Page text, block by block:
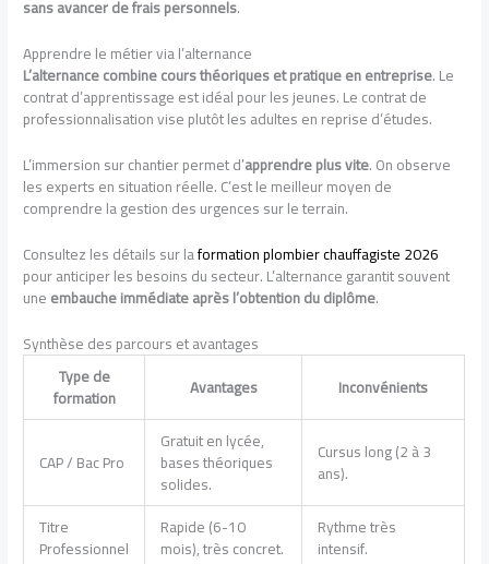
sans avancer de frais personnels.
Apprendre le métier via l’alternance
L’alternance combine cours théoriques et pratique en entreprise. Le
contrat d’apprentissage est idéal pour les jeunes. Le contrat de
professionnalisation vise plutôt les adultes en reprise d’études.
L’immersion sur chantier permet d’apprendre plus vite. On observe
les experts en situation réelle. C’est le meilleur moyen de
comprendre la gestion des urgences sur le terrain.
Consultez les détails sur laformation plombier chauffagiste 2026
pour anticiper les besoins du secteur. L’alternance garantit souvent
uneembauche immédiate après l’obtention du diplôme.
Synthèse des parcours et avantages
Type de
formation Avantages Inconvénients
CAP / Bac Pro
Gratuit en lycée,
bases théoriques
solides.
Cursus long (2 à 3
ans).
Titre
Professionnel
Rapide (6-10
mois), très concret.
Rythme très
intensif.